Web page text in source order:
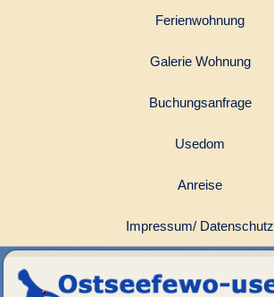
Ferienwohnung
Galerie Wohnung
Buchungsanfrage
Usedom
Anreise
Impressum/ Datenschutz